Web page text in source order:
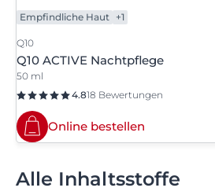
Empfindliche Haut +1
Q10
Q10 ACTIVE Nachtpflege
50 ml
4.818 Bewertungen
Online bestellen
Alle Inhaltsstoffe